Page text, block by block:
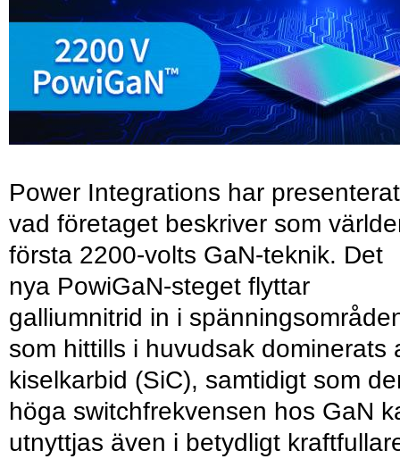
Power Integrations har presenterat
vad företaget beskriver som
första 2200-volts GaN-teknik. Det
nya PowiGaN-steget flyttar
galliumnitrid in i
som hittills i huvudsak dominerats
kiselkarbid (SiC), samtidigt som
höga switchfrekvensen hos GaN
utnyttjas även i betydligt